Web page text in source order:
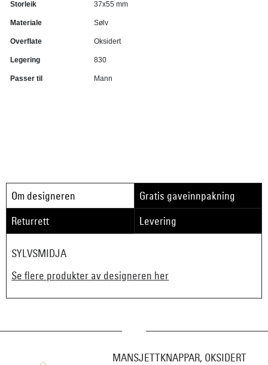
Storleik 37x55 mm
Materiale Sølv
Overflate Oksidert
Legering 830
Passer til Mann
Om designeren
Gratis gaveinnpakning
Returrett
Levering
SYLVSMIDJA
Se flere produkter av designeren her
MANSJETTKNAPPAR, OKSIDERT